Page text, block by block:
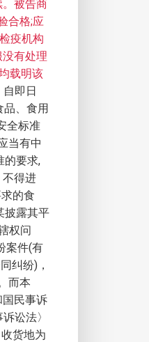
被告商
合格;应
疫机构
有处理
载明该
即日
品、食用
全标准
当有中
的要求,
不得进
的食
披露其平
权问
案件(有
纠纷)，
而本
民事诉
讼法〉
货地为